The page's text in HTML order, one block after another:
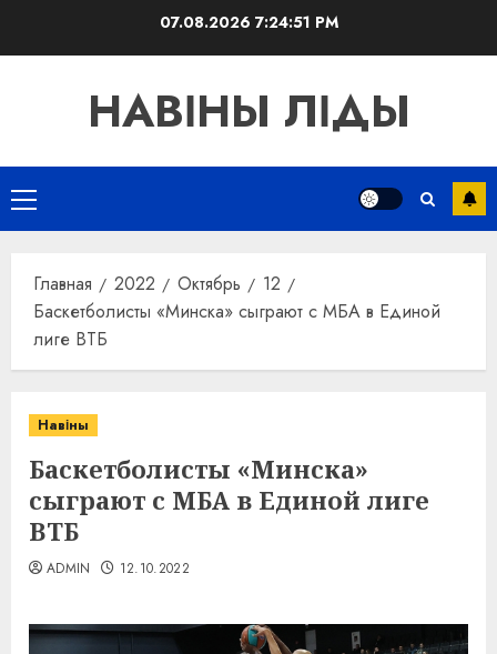
07.08.2026 7:24:52 PM
НАВІНЫ ЛІДЫ
Основное
меню
Главная 2022 Октябрь
12
Баскетболисты «Минска» сыграют с МБА в Единой
лиге ВТБ
Навіны
Баскетболисты «Минска»
сыграют с МБА в Единой лиге
ВТБ
ADMIN 12.10.2022